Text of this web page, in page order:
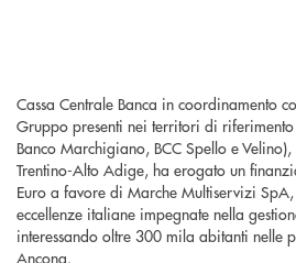
Cassa Centrale Banca in coordinamento
Gruppo presenti nei territori di
Banco Marchigiano, BCC Spello e
Trentino-Alto Adige, ha erogato un
Euro a favore di Marche Multiservizi
eccellenze italiane impegnate nella
interessando oltre 300 mila abitanti nelle
Ancona.